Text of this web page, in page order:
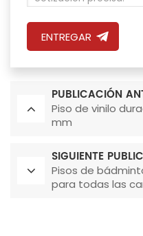
ENTREGAR
PUBLICACIÓN
Piso de vinilo
mm
SIGUIENTE
Pisos de
para todas las